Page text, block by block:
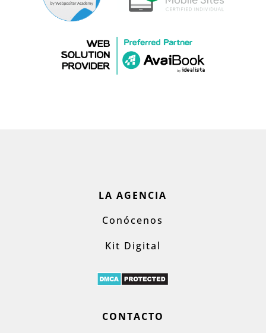
LA AGENCIA
Conócenos
Kit Digital
CONTACTO